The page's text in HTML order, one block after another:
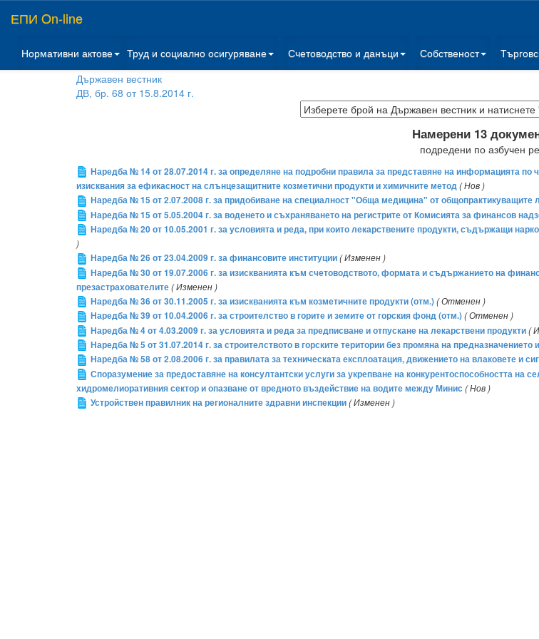
ЕПИ On-line
Нормативни актове Труд и социално осигуряване Счетоводство и данъци Собственост
Държавен вестник
ДВ, бр. 68 от 15.8.2014 г.
Намерени 13
подредени по азбучен
Наредба № 14 от 28.07.2014 г. за определяне на подробни правила за представяне на информацията
изисквания за ефикасност на слънцезащитните козметични продукти и химичните метод( Нов )
Наредба № 15 от 2.07.2008 г. за придобиване на специалност "Обща медицина" от общопрактикуващите
Наредба № 15 от 5.05.2004 г. за воденето и съхраняването на регистрите от Комисията за финансов
Наредба № 20 от 10.05.2001 г. за условията и реда, при които лекарствените продукти, съдържащи
)
Наредба № 26 от 23.04.2009 г. за финансовите институции( Изменен )
Наредба № 30 от 19.07.2006 г. за изискванията към счетоводството, формата и съдържанието на
презастрахователите( Изменен )
Наредба № 36 от 30.11.2005 г. за изискванията към козметичните продукти (отм.)( Отменен )
Наредба № 39 от 10.04.2006 г. за строителство в горите и земите от горския фонд (отм.)( Отменен )
Наредба № 4 от 4.03.2009 г. за условията и реда за предписване и отпускане на лекарствени продукти(
Наредба № 5 от 31.07.2014 г. за строителството в горските територии без промяна на предназначението
Наредба № 58 от 2.08.2006 г. за правилата за техническата експлоатация, движението на влаковете и
Споразумение за предоставяне на консултантски услуги за укрепване на конкурентоспособността на
хидромелиоративния сектор и опазване от вредното въздействие на водите между Минис( Нов )
Устройствен правилник на регионалните здравни инспекции( Изменен )